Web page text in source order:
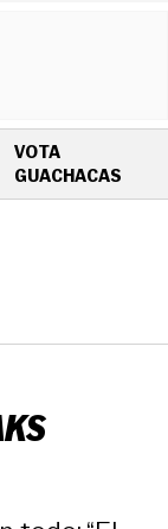
VOTA
GUACHACAS